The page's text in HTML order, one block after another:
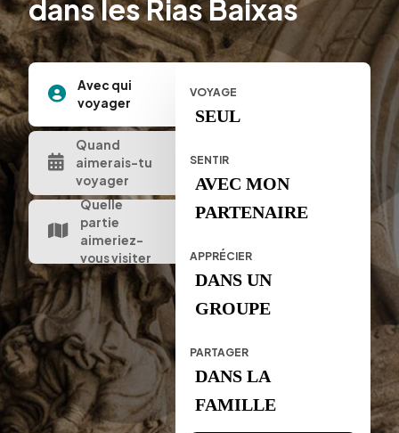
dans les Rias Baixas
Avec qui
voyager
Quand
aimerais-tu
voyager
Quelle
partie
aimeriez-
vous visiter
VOYAGE
SEUL
SENTIR
AVEC MON
PARTENAIRE
APPRÉCIER
DANS UN
GROUPE
PARTAGER
DANS LA
FAMILLE